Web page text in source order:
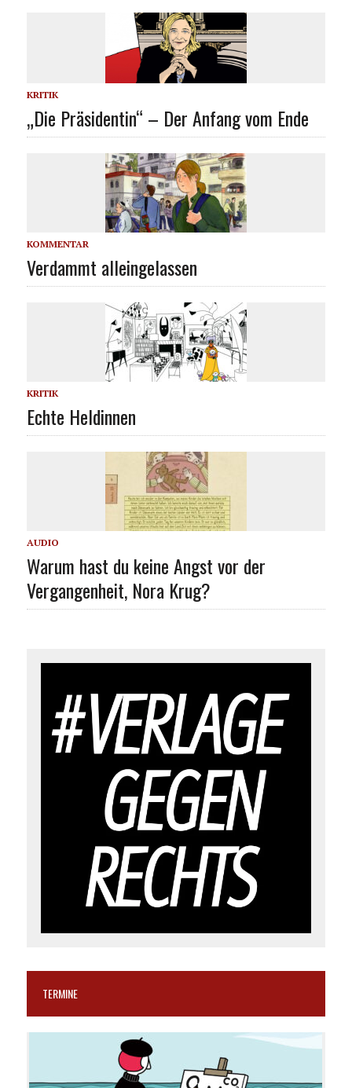
KRITIK
„Die Präsidentin“ – Der Anfang vom Ende
KOMMENTAR
Verdammt alleingelassen
KRITIK
Echte Heldinnen
AUDIO
Warum hast du keine Angst vor der
Vergangenheit, Nora Krug?
TERMINE